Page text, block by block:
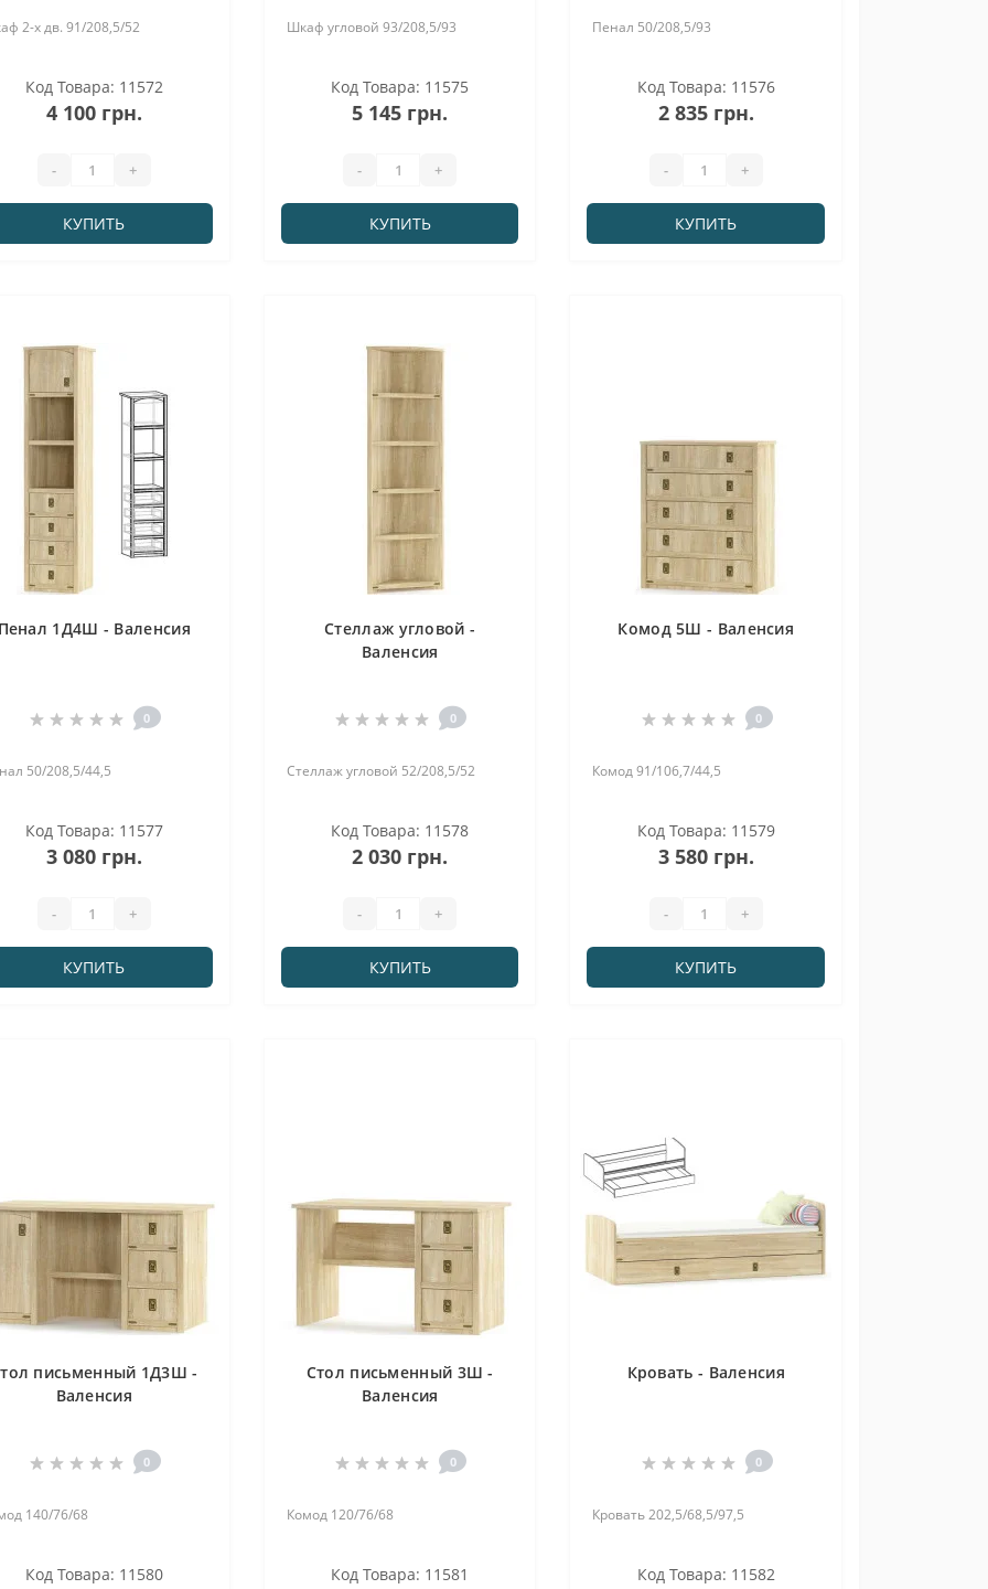
2-х дв. 91/208,5/52
Код Товара: 11572
4 100 грн.
- +
КУПИТЬ
Шкаф угловой 93/208,5/93
Код Товара: 11575
5 145 грн.
- +
КУПИТЬ
Пенал 50/208,5/93
Код Товара: 11576
2 835 грн.
- +
КУПИТЬ
Пенал 1Д4Ш - Валенсия
0
50/208,5/44,5
Код Товара: 11577
3 080 грн.
- +
КУПИТЬ
Стеллаж угловой -
Валенсия
0
Стеллаж угловой 52/208,5/52
Код Товара: 11578
2 030 грн.
- +
КУПИТЬ
Комод 5Ш - Валенсия
0
Комод 91/106,7/44,5
Код Товара: 11579
3 580 грн.
- +
КУПИТЬ
письменный 1Д3Ш -
Валенсия
0
140/76/68
Код Товара: 11580
Стол письменный 3Ш -
Валенсия
0
Комод 120/76/68
Код Товара: 11581
Кровать - Валенсия
0
Кровать 202,5/68,5/97,5
Код Товара: 11582